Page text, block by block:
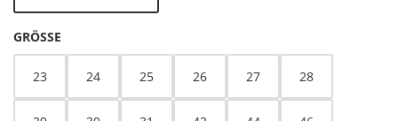
GRÖSSE
23 24 25 26 27 28